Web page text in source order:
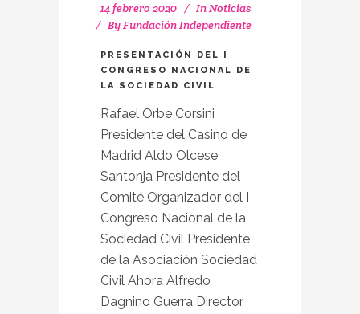
14 febrero 2020 InNoticias
ByFundación Independiente
PRESENTACIÓN DEL I
CONGRESO NACIONAL DE
LA SOCIEDAD CIVIL
Rafael Orbe Corsini
Presidente del Casino de
Madrid Aldo Olcese
Santonja Presidente del
Comité Organizador del I
Congreso Nacional de la
Sociedad Civil Presidente
de la Asociación Sociedad
Civil Ahora Alfredo
Dagnino Guerra Director